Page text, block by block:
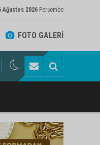
Ağustos 2026 Perşembe
FOTO GALERİ
ziyaretçi akını